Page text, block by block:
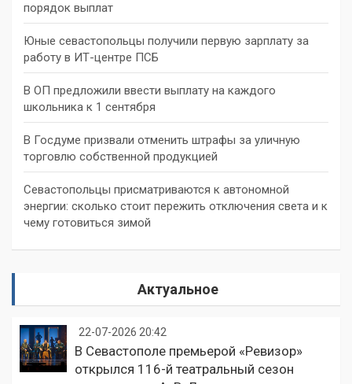
порядок выплат
Юные севастопольцы получили первую зарплату за
работу в ИТ-центре ПСБ
В ОП предложили ввести выплату на каждого
школьника к 1 сентября
В Госдуме призвали отменить штрафы за уличную
торговлю собственной продукцией
Севастопольцы присматриваются к автономной
энергии: сколько стоит пережить отключения света и к
чему готовиться зимой
Актуальное
22-07-2026 20:42
В Севастополе премьерой «Ревизор»
открылся 116-й театральный сезон